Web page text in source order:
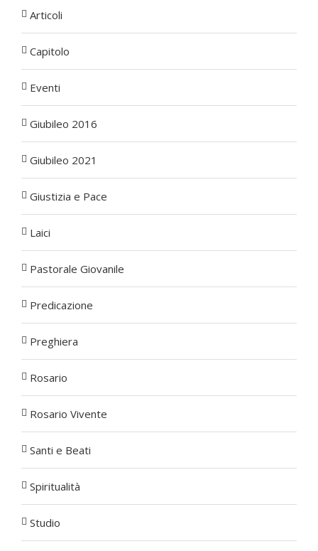
Articoli
Capitolo
Eventi
Giubileo 2016
Giubileo 2021
Giustizia e Pace
Laici
Pastorale Giovanile
Predicazione
Preghiera
Rosario
Rosario Vivente
Santi e Beati
Spiritualità
Studio